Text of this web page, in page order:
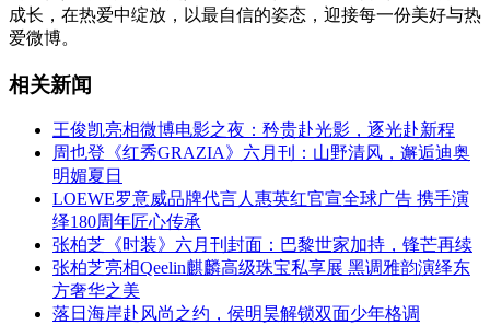
成长，在热爱中绽放，以最自信的姿态，迎接每一份美好与热
爱微博。
相关新闻
王俊凯亮相微博电影之夜：矜贵赴光影，逐光赴新程
周也登《红秀GRAZIA》六月刊：山野清风，邂逅迪奥
明媚夏日
LOEWE罗意威品牌代言人惠英红官宣全球广告 携手演
绎180周年匠心传承
张柏芝《时装》六月刊封面：巴黎世家加持，锋芒再续
张柏芝亮相Qeelin麒麟高级珠宝私享展 黑调雅韵演绎东
方奢华之美
落日海岸赴风尚之约，侯明昊解锁双面少年格调